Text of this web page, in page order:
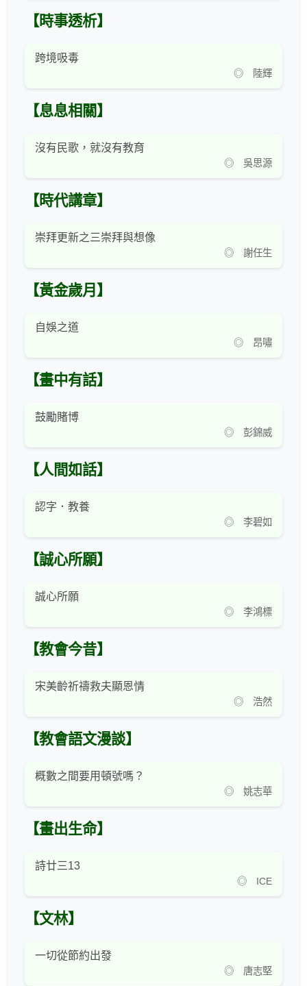
【時事透析】
跨境吸毒
◎ 陸輝
【息息相關】
沒有民歌，就沒有教育
◎ 吳思源
【時代講章】
崇拜更新之三崇拜與想像
◎ 謝任生
【黃金歲月】
自娛之道
◎ 昂嘯
【畫中有話】
鼓勵賭博
◎ 彭錦威
【人間如話】
認字．教養
◎ 李碧如
【誠心所願】
誠心所願
◎ 李鴻標
【教會今昔】
宋美齡祈禱救夫顯恩情
◎ 浩然
【教會語文漫談】
概數之間要用頓號嗎？
◎ 姚志華
【畫出生命】
詩廿三13
◎ ICE
【文林】
一切從節約出發
◎ 唐志堅